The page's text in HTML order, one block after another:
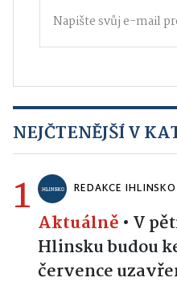
NEJČTENĚJŠÍ V
1 REDAKCE IHLINSKO
Aktuálně • V
Hlinsku budou
července